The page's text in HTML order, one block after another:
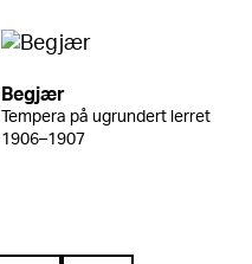
Begjær
Tempera på ugrundert lerret
1906–1907